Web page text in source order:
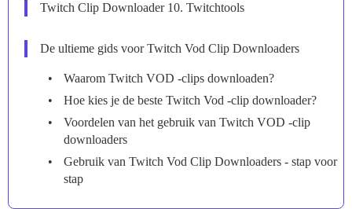
Twitch Clip Downloader 10. Twitchtools
De ultieme gids voor Twitch Vod Clip Downloaders
Waarom Twitch VOD -clips downloaden?
Hoe kies je de beste Twitch Vod -clip downloader?
Voordelen van het gebruik van Twitch VOD -clip
downloaders
Gebruik van Twitch Vod Clip Downloaders - stap voor
stap